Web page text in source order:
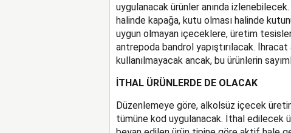
uygulanacak ürünler anında
halinde kapağa, kutu olması halinde
uygun olmayan içeceklere, üretim
antrepoda bandrol yapıştırılacak.
kullanılmayacak ancak, bu ürünlerin
İTHAL ÜRÜNLERDE DE OLACAK
Düzenlemeye göre, alkolsüz içecek
tümüne kod uygulanacak. İthal edilecek